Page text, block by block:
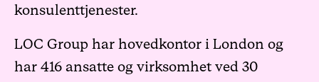
konsulenttjenester.
LOC Group har hovedkontor i London og
har 416 ansatte og virksomhet ved 30